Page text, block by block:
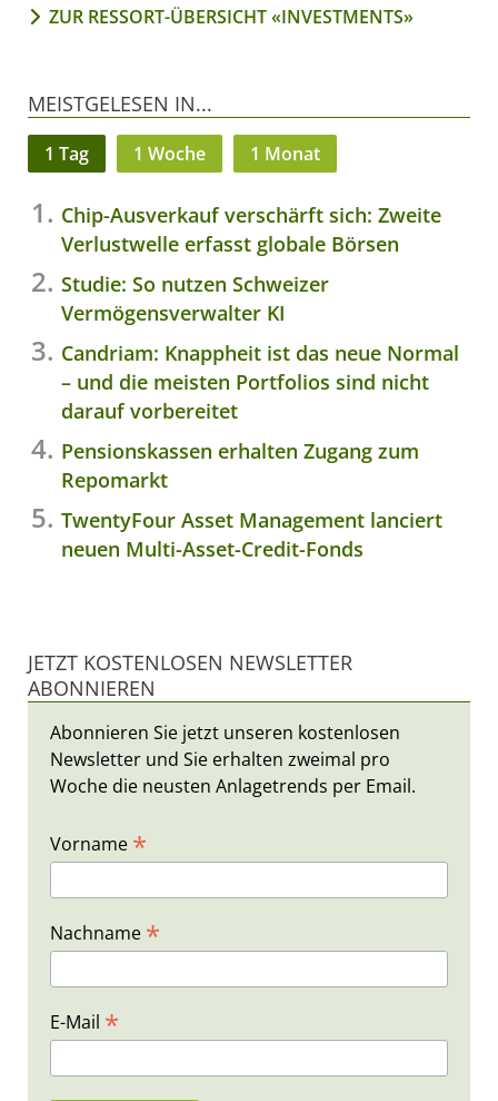
ZUR RESSORT-ÜBERSICHT «INVESTMENTS»
MEISTGELESEN IN...
1 Tag 1 Woche 1 Monat
Chip-Ausverkauf verschärft sich: Zweite
Verlustwelle erfasst globale Börsen
Studie: So nutzen Schweizer
Vermögensverwalter KI
Candriam: Knappheit ist das neue Normal
– und die meisten Portfolios sind nicht
darauf vorbereitet
Pensionskassen erhalten Zugang zum
Repomarkt
TwentyFour Asset Management lanciert
neuen Multi-Asset-Credit-Fonds
JETZT KOSTENLOSEN NEWSLETTER
ABONNIEREN
Abonnieren Sie jetzt unseren kostenlosen
Newsletter und Sie erhalten zweimal pro
Woche die neusten Anlagetrends per Email.
Vorname *
Nachname *
E-Mail *